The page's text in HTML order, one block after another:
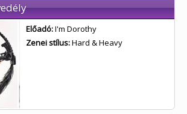
Előadó:I'm Dorothy
Zenei stílus:Hard & Heavy